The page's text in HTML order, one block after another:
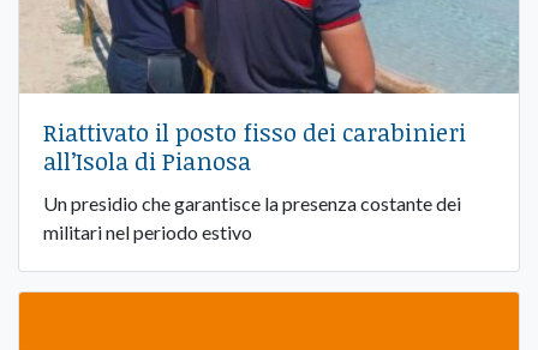
Riattivato il posto fisso dei carabinieri
all’Isola di Pianosa
Un presidio che garantisce la presenza costante dei
militari nel periodo estivo